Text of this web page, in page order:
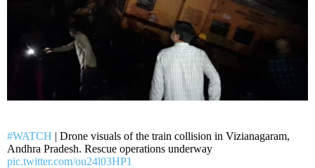
#WATCH | Drone visuals of the train collision in Vizianagaram,
Andhra Pradesh. Rescue operations underway
pic.twitter.com/ou24l03HP1